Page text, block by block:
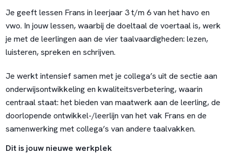
Je geeft lessen Frans in leerjaar 3 t/m 6 van het havo en
vwo. In jouw lessen, waarbij de doeltaal de voertaal is, werk
je met de leerlingen aan de vier taalvaardigheden: lezen,
luisteren, spreken en schrijven.
Je werkt intensief samen met je collega’s uit de sectie aan
onderwijsontwikkeling en kwaliteitsverbetering, waarin
centraal staat: het bieden van maatwerk aan de leerling, de
doorlopende ontwikkel-/leerlijn van het vak Frans en de
samenwerking met collega’s van andere taalvakken.
Dit is jouw nieuwe werkplek